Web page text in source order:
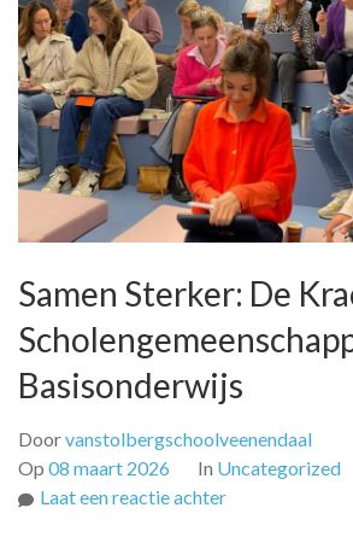
Samen Sterker: De
Basisonderwijs
Doorvanstolbergschoolveenendaal
Op 08 maart 2026 In Uncategorized
Laat een reactie achterop